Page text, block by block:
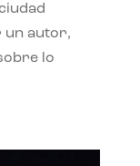
un autor,
lo